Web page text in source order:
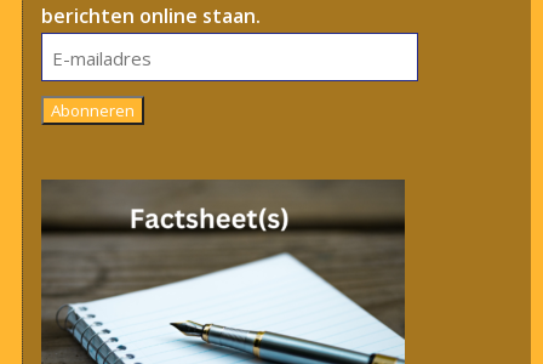
berichten online staan.
E-
mailadres
Abonneren